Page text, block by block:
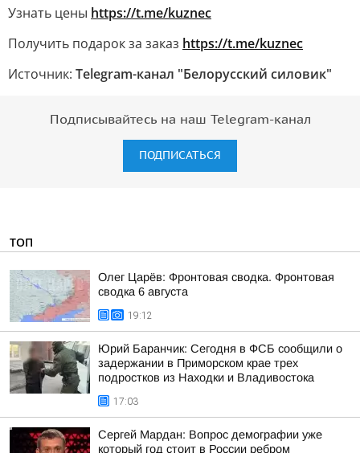
Узнать цены https://t.me/kuznec
Получить подарок за заказ https://t.me/kuznec
Источник: Telegram-канал "Белорусский силовик"
Подписывайтесь на наш Telegram-канал
ПОДПИСАТЬСЯ
ТОП
Олег Царёв: Фронтовая сводка. Фронтовая
сводка 6 августа
19:12
Юрий Баранчик: Сегодня в ФСБ сообщили о
задержании в Приморском крае трех
подростков из Находки и Владивостока
17:03
Сергей Мардан: Вопрос демографии уже
который год стоит в России ребром